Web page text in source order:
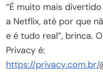
“É muito mais
a Netflix, até por que
e é tudo real”, brinca.
Privacy é:
https://privacy.com.br/